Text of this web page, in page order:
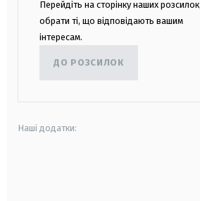
Перейдіть на сторінку наших
обрати ті, що відповідають вашим
інтересам.
ДО РОЗСИЛОК
Наші додатки: